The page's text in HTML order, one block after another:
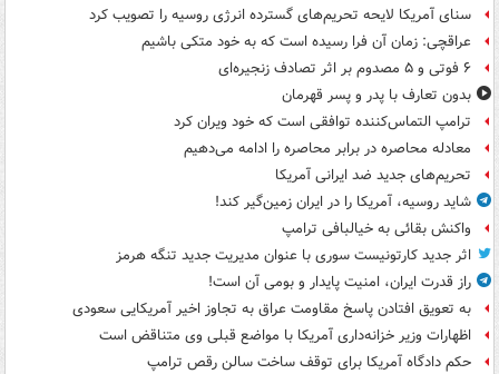
سنای آمریکا لایحه تحریم‌های گسترده انرژی روسیه را تصویب کرد
عراقچی: زمان آن فرا رسیده است که به خود متکی باشیم
۶ فوتی و ۵ مصدوم بر اثر تصادف زنجیره‌ای
بدون تعارف با پدر و پسر قهرمان
ترامپ التماس‌کننده توافقی است که خود ویران کرد
معادله محاصره در برابر محاصره را ادامه می‌دهیم
تحریم‌های جدید ضد ایرانی آمریکا
شاید روسیه، آمریکا را در ایران زمین‌گیر کند!
واکنش بقائی به خیالبافی ترامپ
اثر جدید کارتونیست سوری با عنوان مدیریت جدید تنگه هرمز
راز قدرت ایران، امنیت پایدار و بومی آن است!
به تعویق افتادن پاسخ مقاومت عراق به تجاوز اخیر آمریکایی سعودی
اظهارات وزیر خزانه‌داری آمریکا با مواضع قبلی وی متناقض است
حکم دادگاه آمریکا برای توقف ساخت سالن رقص ترامپ